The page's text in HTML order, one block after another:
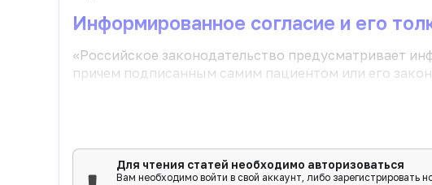
Информированное согласие и его
«Российское законодательство преду­сматривает
причем подписанным самим пациентом или его
Для чтения статей необходимо авторизоваться
Вам необходимо войти в свой аккаунт, либо зарегистрировать